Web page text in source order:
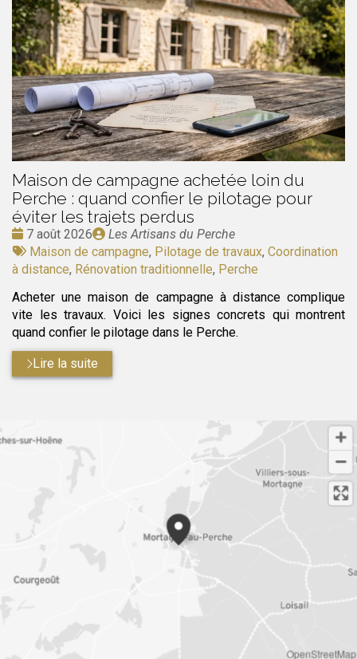
Maison de campagne achetée loin du
Perche : quand confier le pilotage pour
éviter les trajets perdus
Date
:
7 août 2026
Publié
par
Les Artisans du Perche
Tags
:
Maison de campagne, Pilotage de travaux, Coordination
à distance, Rénovation traditionnelle, Perche
Acheter une maison de campagne à distance complique
vite les travaux. Voici les signes concrets qui montrent
quand confier le pilotage dans le Perche.
Lire la suite
OpenStreetMap